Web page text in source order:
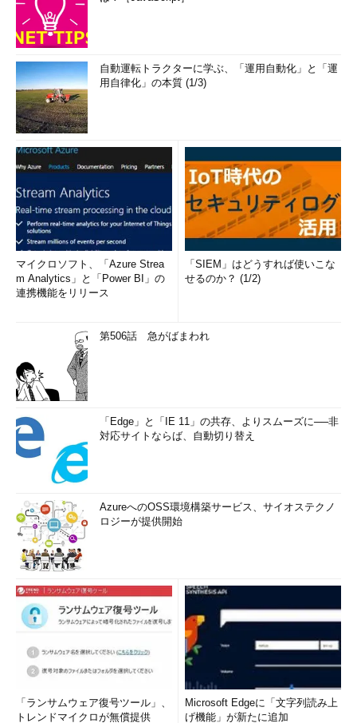
自動運転トラクターに学ぶ、「運用自動化」と「運
用自律化」の本質 (1/3)
マイクロソフト、「Azure Strea
m Analytics」と「Power BI」の
連携機能をリリース
「SIEM」はどうすれば使いこな
せるのか？ (1/2)
第506話 急がばまわれ
「Edge」と「IE 11」の共存、よりスムーズに──非
対応サイトならば、自動切り替え
AzureへのOSS環境構築サービス、サイオステクノ
ロジーが提供開始
「ランサムウェア復号ツール」、
トレンドマイクロが無償提供
Microsoft Edgeに「文字列読み上
げ機能」が新たに追加